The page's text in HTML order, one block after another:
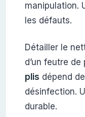
manipulation.
les défauts.
Détailler le
d’un feutre de
plis dépend
désinfection.
durable.